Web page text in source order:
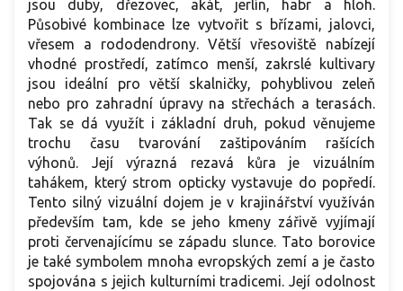
jsou duby, dřezovec, akát, jerlín, habr a hloh.
Působivé kombinace lze vytvořit s břízami, jalovci,
vřesem a rododendrony. Větší vřesoviště nabízejí
vhodné prostředí, zatímco menší, zakrslé kultivary
jsou ideální pro větší skalničky, pohyblivou zeleň
nebo pro zahradní úpravy na střechách a terasách.
Tak se dá využít i základní druh, pokud věnujeme
trochu času tvarování zaštipováním rašících
výhonů. Její výrazná rezavá kůra je vizuálním
tahákem, který strom opticky vystavuje do popředí.
Tento silný vizuální dojem je v krajinářství využíván
především tam, kde se jeho kmeny zářivě vyjímají
proti červenajícímu se západu slunce. Tato borovice
je také symbolem mnoha evropských zemí a je často
spojována s jejich kulturními tradicemi. Její odolnost